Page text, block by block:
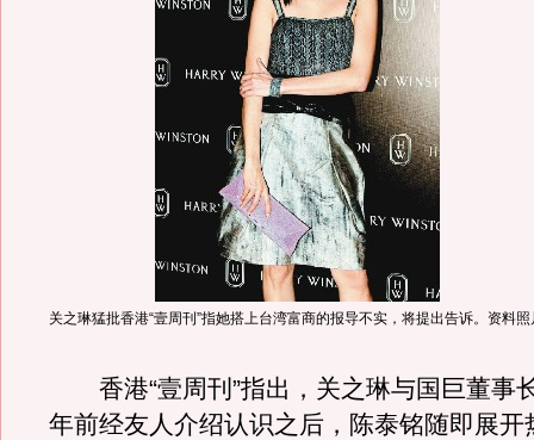
关之琳猛批香港“壹周刊”指她搭上台湾富商的报导不实，将提出告诉。资料照
香港“壹周刊”指出，关之琳与国巨董事
年前经友人介绍认识之后，陈泰铭随即展开